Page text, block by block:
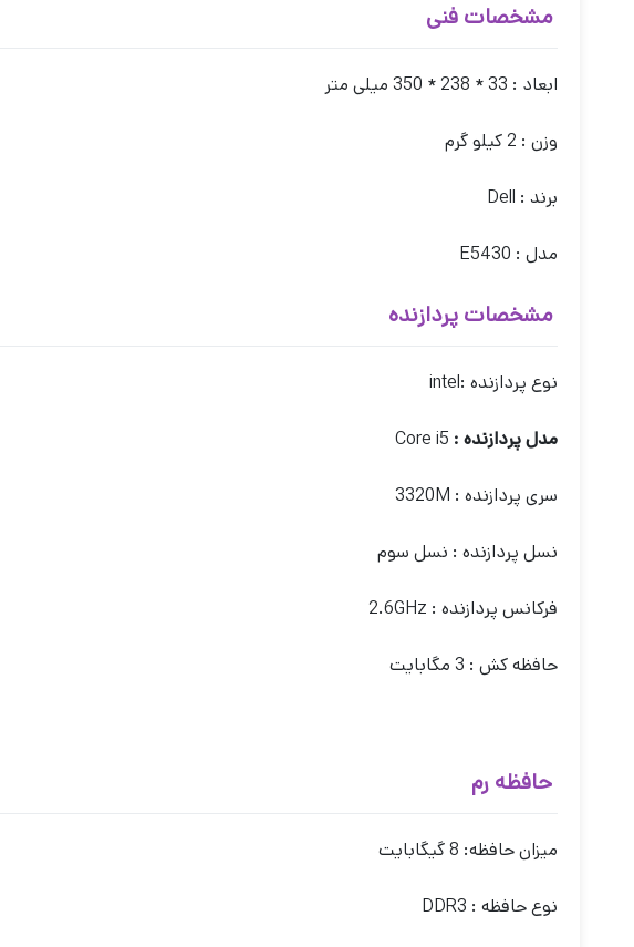
مشخصات فنی
ابعاد : 33 * 238 * 350 میلی متر
وزن : 2 کیلو گرم
برند : Dell
مدل : E5430
مشخصات پردازنده
نوع پردازنده :intel
مدل پردازنده : Core i5
سری پردازنده : 3320M
نسل پردازنده : نسل سوم
فرکانس پردازنده : 2.6GHz
حافظه کش : 3 مگابایت
حافظه رم
میزان حافظه: 8 گیگابایت
نوع حافظه : DDR3